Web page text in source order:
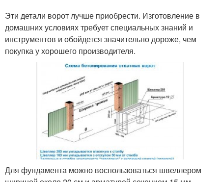
Эти детали ворот лучше приобрести. Изготовление в
домашних условиях требует специальных знаний и
инструментов и обойдется значительно дороже, чем
покупка у хорошего производителя.
Для фундамента можно воспользоваться швеллером